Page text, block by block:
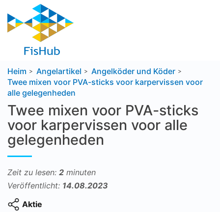
Heim Angelartikel
Angelköder und Köder
Twee mixen voor PVA-sticks voor karpervissen voor
alle gelegenheden
Twee mixen voor PVA-sticks
voor karpervissen voor alle
gelegenheden
Zeit zu lesen: 2 minuten
Veröffentlicht: 14.08.2023
Aktie